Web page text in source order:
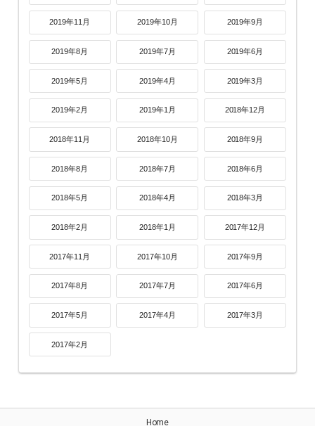
2019年11月 2019年10月 2019年9月
2019年8月 2019年7月 2019年6月
2019年5月 2019年4月 2019年3月
2019年2月 2019年1月 2018年12月
2018年11月 2018年10月 2018年9月
2018年8月 2018年7月 2018年6月
2018年5月 2018年4月 2018年3月
2018年2月 2018年1月 2017年12月
2017年11月 2017年10月 2017年9月
2017年8月 2017年7月 2017年6月
2017年5月 2017年4月 2017年3月
2017年2月
Home